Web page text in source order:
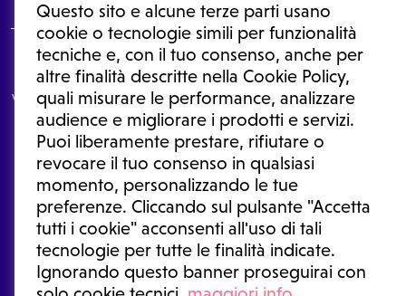
Questo sito e alcune terze parti usano
cookie o tecnologie simili per funzionalità
tecniche e, con il tuo consenso, anche per
altre finalità descritte nella Cookie Policy,
quali misurare le performance, analizzare
audience e migliorare i prodotti e servizi.
Puoi liberamente prestare, rifiutare o
revocare il tuo consenso in qualsiasi
momento, personalizzando le tue
preferenze. Cliccando sul pulsante "Accetta
tutti i cookie" acconsenti all'uso di tali
tecnologie per tutte le finalità indicate.
Ignorando questo banner proseguirai con
Le informazioni proposte in questo sito non sono un consulto medico.
In nessun caso, queste informazioni sostituiscono un consulto, una
visita o una diagnosi formulata dal medico. Non si devono considerare
le informazioni disponibili come suggerimenti per la formulazione di
una diagnosi, la determinazione di un trattamento o l'assunzione o
sospensione di un farmaco senza prima consultare un medico di
medicina generale o uno specialista.
Condizioni di utilizzo|Privacy Policy |Gestione cookie
Ⓒ 2026 | Tutti i diritti riservati.